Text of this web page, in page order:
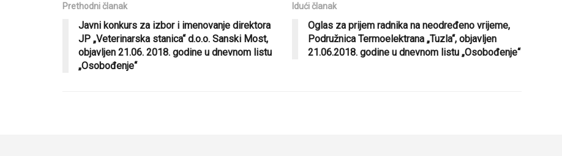
Prethodni članak
Javni konkurs za izbor i imenovanje direktora
JP „Veterinarska stanica“ d.o.o. Sanski Most,
objavljen 21.06. 2018. godine u dnevnom listu
„Osobođenje“
Idući članak
Oglas za prijem radnika na neodređeno vrijeme,
Podružnica Termoelektrana „Tuzla“, objavljen
21.06.2018. godine u dnevnom listu „Osobođenje“